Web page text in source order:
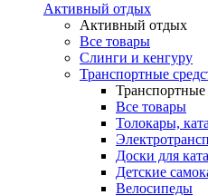
Активный отдых
Активный отдых
Все товары
Слинги и кенгуру
Транспортные
Транспортные
Все товары
Толокары,
Доски для
Детские
Велосипеды